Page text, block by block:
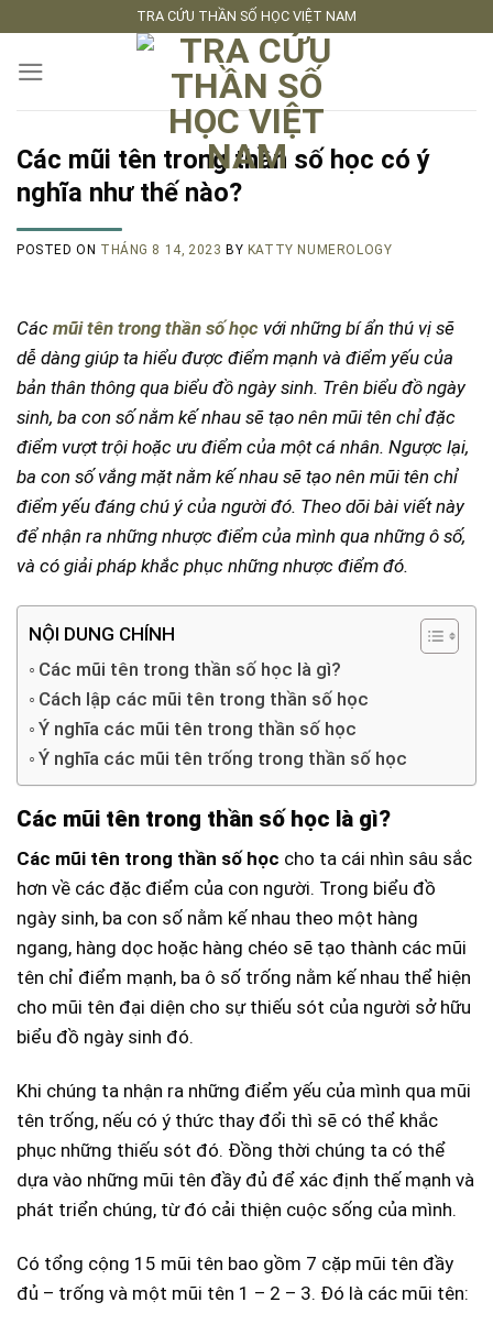
content
TRA CỨU THẦN SỐ HỌC VIỆT NAM
Các mũi tên trong thần số học có ý
nghĩa như thế nào?
POSTED ON THÁNG 8 14, 2023 BY KATTY NUMEROLOGY
Các mũi tên trong thần số học với những bí ẩn thú vị sẽ
dễ dàng giúp ta hiểu được điểm mạnh và điểm yếu của
bản thân thông qua biểu đồ ngày sinh. Trên biểu đồ ngày
sinh, ba con số nằm kế nhau sẽ tạo nên mũi tên chỉ đặc
điểm vượt trội hoặc ưu điểm của một cá nhân. Ngược lại,
ba con số vắng mặt nằm kế nhau sẽ tạo nên mũi tên chỉ
điểm yếu đáng chú ý của người đó. Theo dõi bài viết này
để nhận ra những nhược điểm của mình qua những ô số,
và có giải pháp khắc phục những nhược điểm đó.
NỘI DUNG CHÍNH
Các mũi tên trong thần số học là gì?
Cách lập các mũi tên trong thần số học
Ý nghĩa các mũi tên trong thần số học
Ý nghĩa các mũi tên trống trong thần số học
Các mũi tên trong thần số học là gì?
Các mũi tên trong thần số học cho ta cái nhìn sâu sắc
hơn về các đặc điểm của con người. Trong biểu đồ
ngày sinh, ba con số nằm kế nhau theo một hàng
ngang, hàng dọc hoặc hàng chéo sẽ tạo thành các mũi
tên chỉ điểm mạnh, ba ô số trống nằm kế nhau thể hiện
cho mũi tên đại diện cho sự thiếu sót của người sở hữu
biểu đồ ngày sinh đó.
Khi chúng ta nhận ra những điểm yếu của mình qua mũi
tên trống, nếu có ý thức thay đổi thì sẽ có thể khắc
phục những thiếu sót đó. Đồng thời chúng ta có thể
dựa vào những mũi tên đầy đủ để xác định thế mạnh và
phát triển chúng, từ đó cải thiện cuộc sống của mình.
Có tổng cộng 15 mũi tên bao gồm 7 cặp mũi tên đầy
đủ – trống và một mũi tên 1 – 2 – 3. Đó là các mũi tên: